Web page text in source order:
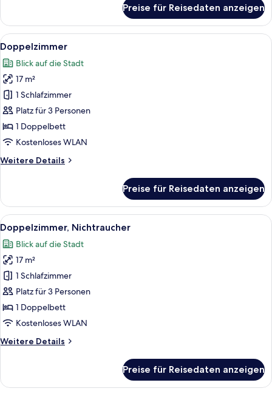
1
Doppelbett,
Nichtraucher,
Stadtblick
Preise für Reisedaten anzeigen
Alle
Fotos
für
Doppelzimmer
anzeigen
Ein Hotelzimmer mit Bett,
8
Doppelzimmer
Blick auf die Stadt
17 m²
1 Schlafzimmer
Platz für 3 Personen
1 Doppelbett
Kostenloses WLAN
Weitere Details
Weitere
Preise für Reisedaten anzeigen
Alle
Fotos
für
Doppelzimmer,
Nichtraucher
anzeigen
Ein Hotelzimmer mit einem großen
8
Doppelzimmer, Nichtraucher
Blick auf die Stadt
17 m²
1 Schlafzimmer
Platz für 3 Personen
1 Doppelbett
Kostenloses WLAN
Weitere Details
Weitere
Nichtraucher
Preise für Reisedaten anzeigen